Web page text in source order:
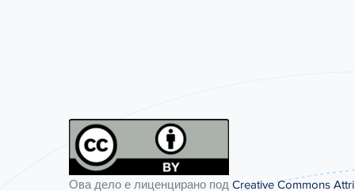
Ова дело е лиценцирано под Creative Commons